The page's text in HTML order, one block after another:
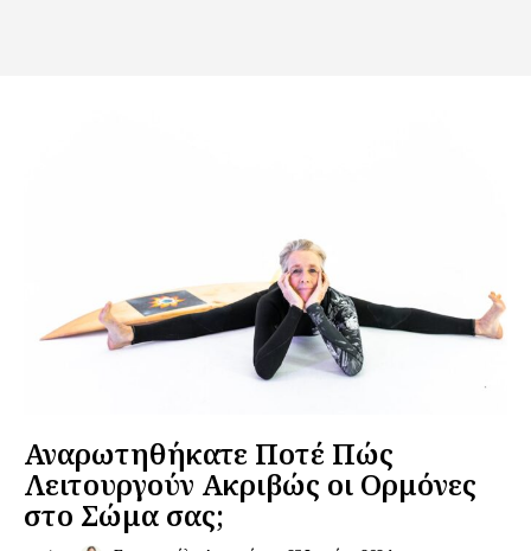
Αναρωτηθήκατε Ποτέ Πώς
Λειτουργούν Ακριβώς οι Ορμόνες
στο Σώμα σας;